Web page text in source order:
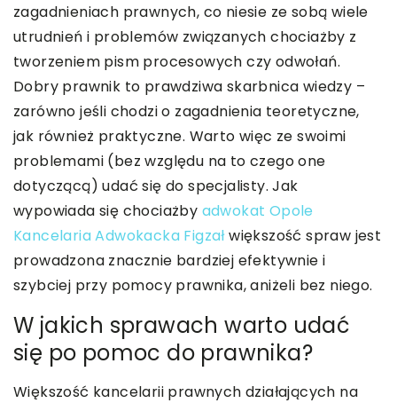
zagadnieniach prawnych, co niesie ze sobą wiele
utrudnień i problemów związanych chociażby z
tworzeniem pism procesowych czy odwołań.
Dobry prawnik to prawdziwa skarbnica wiedzy –
zarówno jeśli chodzi o zagadnienia teoretyczne,
jak również praktyczne. Warto więc ze swoimi
problemami (bez względu na to czego one
dotyczącą) udać się do specjalisty. Jak
wypowiada się chociażby adwokat Opole
Kancelaria Adwokacka Figzałwiększość spraw jest
prowadzona znacznie bardziej efektywnie i
szybciej przy pomocy prawnika, aniżeli bez niego.
W jakich sprawach warto udać
się po pomoc do prawnika?
Większość kancelarii prawnych działających na